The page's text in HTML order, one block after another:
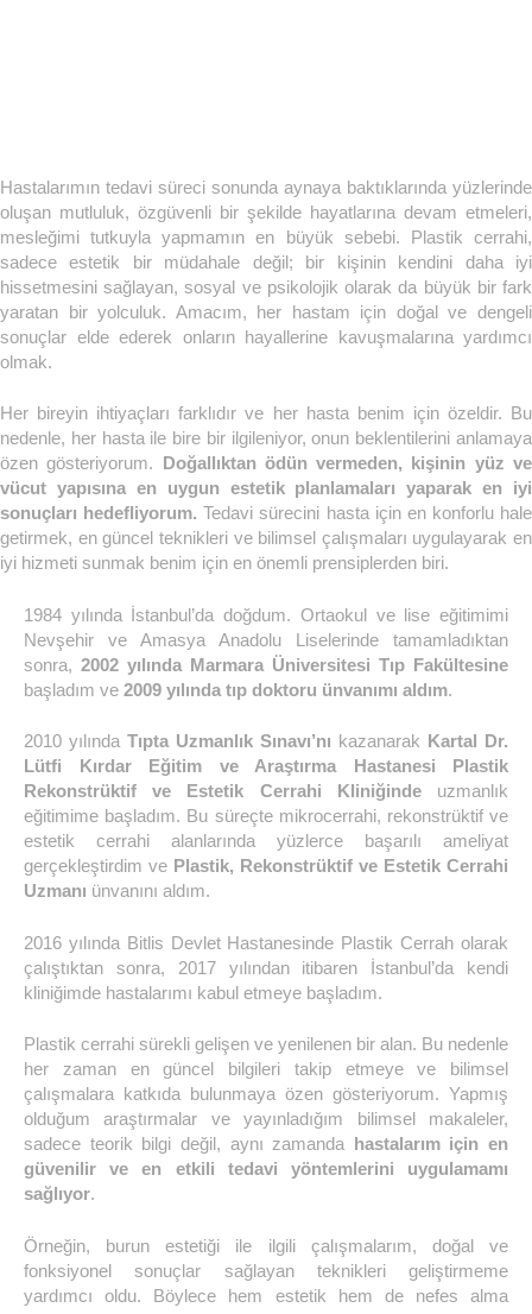
Hastalarımın tedavi süreci sonunda aynaya baktıklarında yüzlerinde
oluşan mutluluk, özgüvenli bir şekilde hayatlarına devam etmeleri,
mesleğimi tutkuyla yapmamın en büyük sebebi. Plastik cerrahi,
sadece estetik bir müdahale değil; bir kişinin kendini daha iyi
hissetmesini sağlayan, sosyal ve psikolojik olarak da büyük bir fark
yaratan bir yolculuk. Amacım, her hastam için doğal ve dengeli
sonuçlar elde ederek onların hayallerine kavuşmalarına yardımcı
olmak.
Her bireyin ihtiyaçları farklıdır ve her hasta benim için özeldir. Bu
nedenle, her hasta ile bire bir ilgileniyor, onun beklentilerini anlamaya
özen gösteriyorum. Doğallıktan ödün vermeden, kişinin yüz ve
vücut yapısına en uygun estetik planlamaları yaparak en iyi
sonuçları hedefliyorum. Tedavi sürecini hasta için en konforlu hale
getirmek, en güncel teknikleri ve bilimsel çalışmaları uygulayarak en
iyi hizmeti sunmak benim için en önemli prensiplerden biri.
1984 yılında İstanbul’da doğdum. Ortaokul ve lise eğitimimi
Nevşehir ve Amasya Anadolu Liselerinde tamamladıktan
sonra, 2002 yılında Marmara Üniversitesi Tıp Fakültesine
başladım ve 2009 yılında tıp doktoru ünvanımı aldım.
2010 yılında Tıpta Uzmanlık Sınavı’nı kazanarak Kartal Dr.
Lütfi Kırdar Eğitim ve Araştırma Hastanesi Plastik
Rekonstrüktif ve Estetik Cerrahi Kliniğindeuzmanlık
eğitimime başladım. Bu süreçte mikrocerrahi, rekonstrüktif ve
estetik cerrahi alanlarında yüzlerce başarılı ameliyat
gerçekleştirdim ve Plastik, Rekonstrüktif ve Estetik Cerrahi
Uzmanı ünvanını aldım.
2016 yılında Bitlis Devlet Hastanesinde Plastik Cerrah olarak
çalıştıktan sonra, 2017 yılından itibaren İstanbul’da kendi
kliniğimde hastalarımı kabul etmeye başladım.
Plastik cerrahi sürekli gelişen ve yenilenen bir alan. Bu nedenle
her zaman en güncel bilgileri takip etmeye ve bilimsel
çalışmalara katkıda bulunmaya özen gösteriyorum. Yapmış
olduğum araştırmalar ve yayınladığım bilimsel makaleler,
sadece teorik bilgi değil, aynı zamanda hastalarım için en
güvenilir ve en etkili tedavi yöntemlerini uygulamamı
sağlıyor.
Örneğin, burun estetiği ile ilgili çalışmalarım, doğal ve
fonksiyonel sonuçlar sağlayan teknikleri geliştirmeme
yardımcı oldu. Böylece hem estetik hem de nefes alma